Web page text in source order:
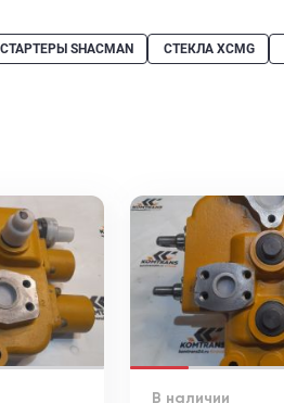
СТАРТЕРЫ SHACMAN СТЕКЛА XCMG
В наличии